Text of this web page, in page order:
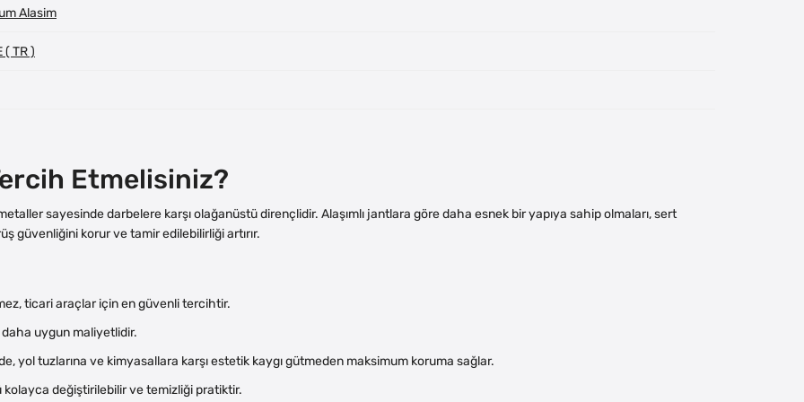
Alasim
( TR )
Etmelisiniz?
sayesinde darbelere karşı olağanüstü dirençlidir. Alaşımlı jantlara göre daha esnek bir yapıya sahip olmaları, sert
güvenliğini korur ve tamir edilebilirliği artırır.
ticari araçlar için en güvenli tercihtir.
uygun maliyetlidir.
yol tuzlarına ve kimyasallara karşı estetik kaygı gütmeden maksimum koruma sağlar.
kolayca değiştirilebilir ve temizliği pratiktir.